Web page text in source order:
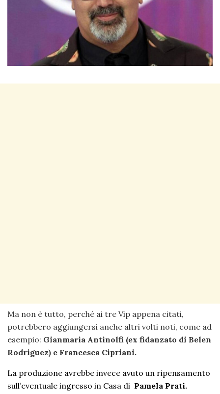
Ma non è tutto, perché ai tre Vip appena citati,
potrebbero aggiungersi anche altri volti noti, come ad
esempio: Gianmaria Antinolfi (ex fidanzato di Belen
Rodriguez) e Francesca Cipriani.
La produzione avrebbe invece avuto un ripensamento
sull’eventuale ingresso in Casa di Pamela Prati.